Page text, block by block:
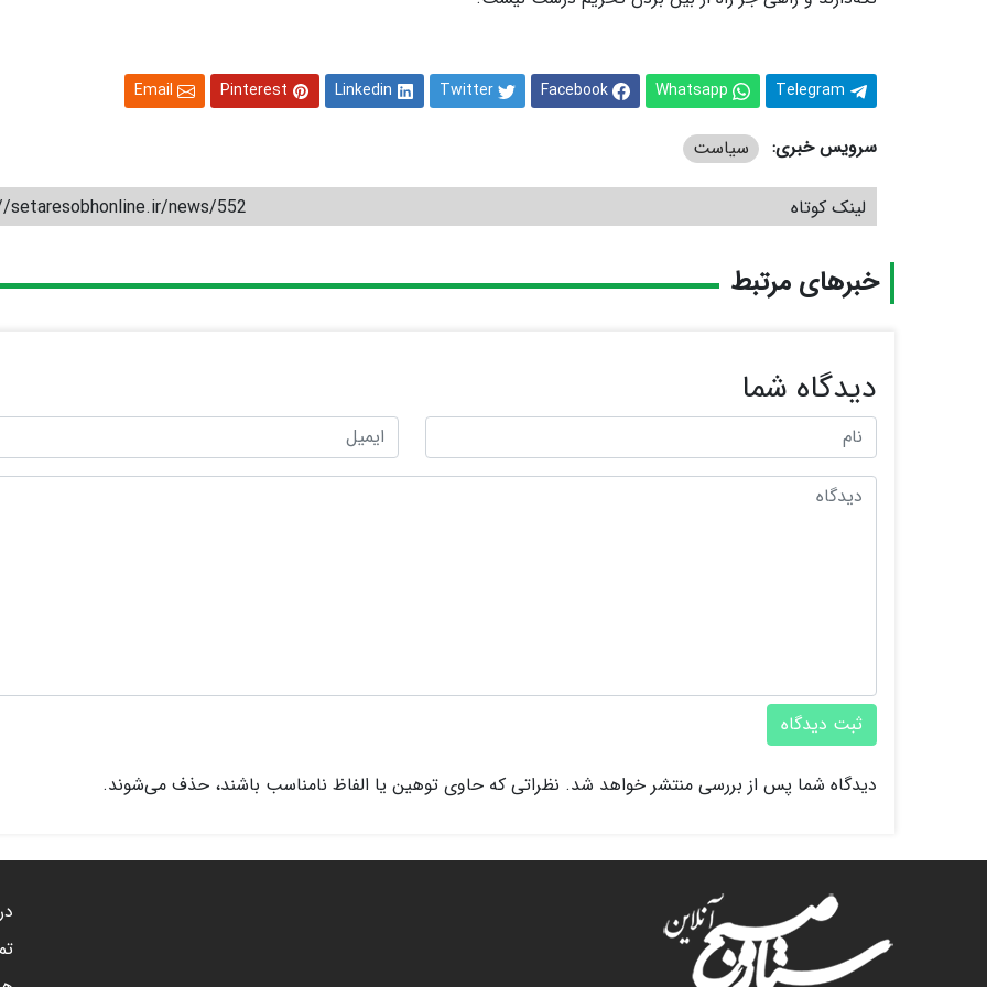
Telegram
Whatsapp
Facebook
Twitter
Linkedin
Pinterest
Email
سرویس خبری: سیاست
لینک کوتاه news/552
خبرهای مرتبط
دیدگاه شما
ثبت دیدگاه
دیدگاه شما پس از بررسی منتشر خواهد شد. نظراتی که حاوی توهین یا الفاظ نامناسب باشند، حذف می‌شوند.